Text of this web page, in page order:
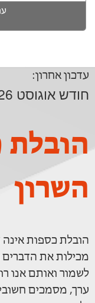
עדכון אחרון:
חודש אוגוסט 2026
הובלת
השרון
הובלת כספות
מכילות את הדברים
לשמור ואותם אנו
ערך, מסמכים